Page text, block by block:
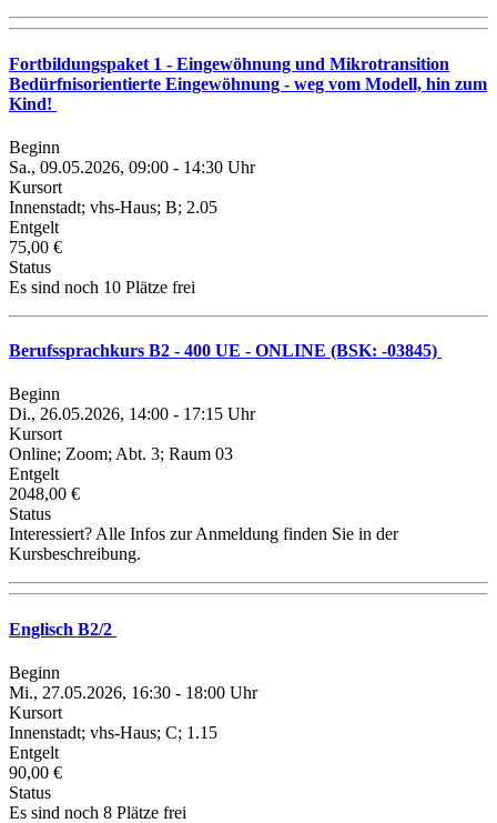
Fortbildungspaket 1 - Eingewöhnung und Mikrotransition
Bedürfnisorientierte Eingewöhnung - weg vom Modell, hin zum
Kind!
Beginn
Sa., 09.05.2026, 09:00 - 14:30 Uhr
Kursort
Innenstadt; vhs-Haus; B; 2.05
Entgelt
75,00 €
Status
Es sind noch 10 Plätze frei
Berufssprachkurs B2 - 400 UE - ONLINE (BSK: -03845)
Beginn
Di., 26.05.2026, 14:00 - 17:15 Uhr
Kursort
Online; Zoom; Abt. 3; Raum 03
Entgelt
2048,00 €
Status
Interessiert? Alle Infos zur Anmeldung finden Sie in der
Kursbeschreibung.
Englisch B2/2
Beginn
Mi., 27.05.2026, 16:30 - 18:00 Uhr
Kursort
Innenstadt; vhs-Haus; C; 1.15
Entgelt
90,00 €
Status
Es sind noch 8 Plätze frei